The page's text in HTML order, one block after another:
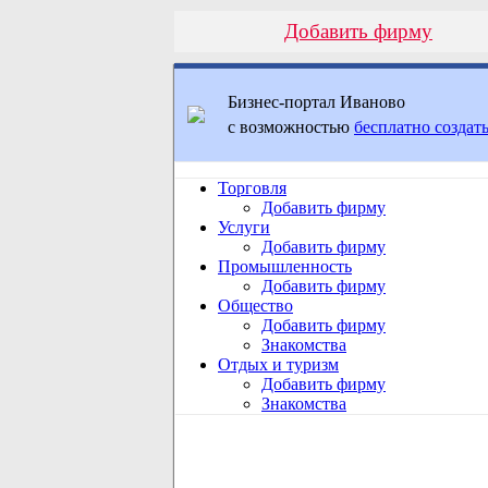
Добавить фирму
Бизнес-портал Иваново
с возможностью бесплатно
Торговля
Добавить фирму
Услуги
Добавить фирму
Промышленность
Добавить фирму
Общество
Добавить фирму
Знакомства
Отдых и туризм
Добавить фирму
Знакомства